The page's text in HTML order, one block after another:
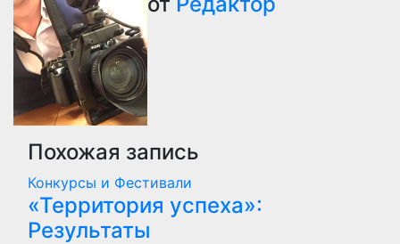
Похожая запись
Конкурсы и Фестивали
«Территория успеха»:
Результаты